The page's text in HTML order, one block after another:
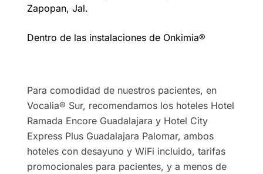
Zapopan, Jal.
Dentro de las instalaciones de Onkimia®️
Para comodidad de nuestros pacientes, en
Vocalia® Sur, recomendamos los hoteles Hotel
Ramada Encore Guadalajara y Hotel City
Express Plus Guadalajara Palomar, ambos
hoteles con desayuno y WiFi incluido, tarifas
promocionales para pacientes, y a menos de